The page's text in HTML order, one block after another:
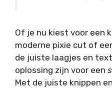
Of je nu kiest voor een
moderne pixie cut of
de juiste laagjes en
oplossing zijn voor een
Met de juiste knippen